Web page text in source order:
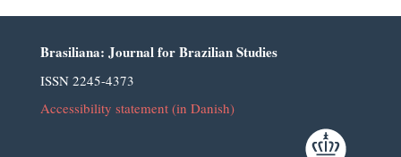
Brasiliana: Journal for Brazilian Studies
ISSN 2245-4373
Accessibility statement (in Danish)